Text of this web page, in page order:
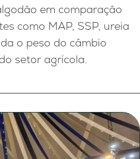
em comparação
como MAP, SSP, ureia
o peso do câmbio
setor agrícola.